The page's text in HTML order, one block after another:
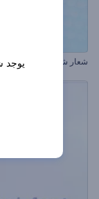
شعار شوائب رقمية